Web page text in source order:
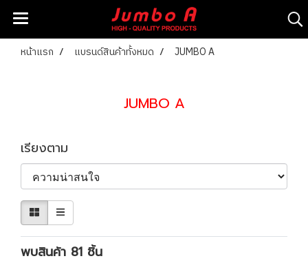
หน้าแรก แบรนด์สินค้าทั้งหมด JUMBO A
JUMBO A
เรียงตาม
พบสินค้า 81 ชิ้น